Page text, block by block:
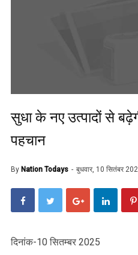
सुधा के नए उत्पादों से
पहचान
By Nation Todays बुधवार, 10 सितंबर
दिनांक-10 सितम्बर 2025